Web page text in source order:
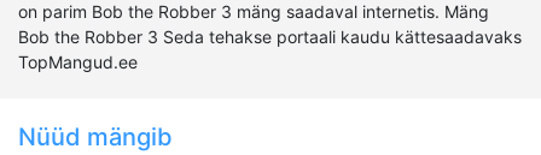
on parim Bob the Robber 3 mäng saadaval internetis. Mäng
Bob the Robber 3 Seda tehakse portaali kaudu kättesaadavaks
TopMangud.ee
Nüüd mängib